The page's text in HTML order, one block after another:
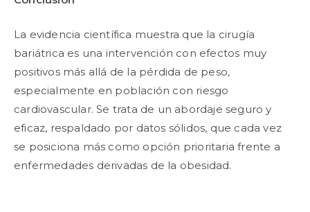
La evidencia científica muestra que la cirugía
bariátrica es una intervención con efectos muy
positivos más allá de la pérdida de peso,
especialmente en población con riesgo
cardiovascular. Se trata de un abordaje seguro y
eficaz, respaldado por datos sólidos, que cada vez
se posiciona más como opción prioritaria frente a
enfermedades derivadas de la obesidad.